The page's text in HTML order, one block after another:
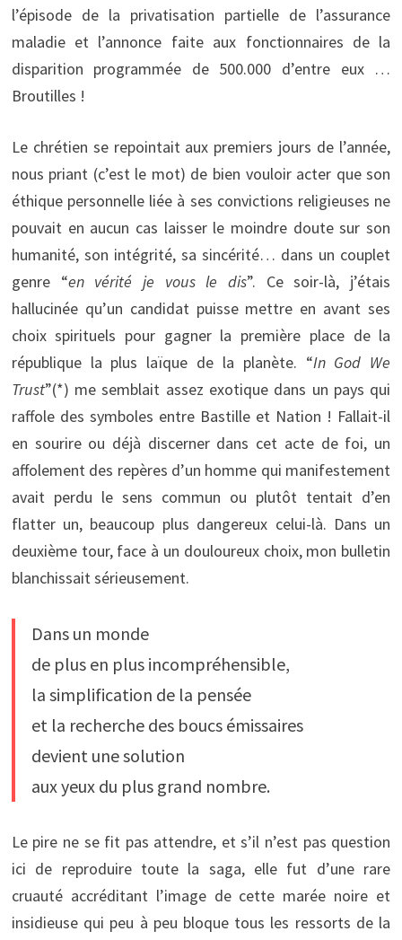
l’épisode de la privatisation partielle de l’assurance
maladie et l’annonce faite aux fonctionnaires de la
disparition programmée de 500.000 d’entre eux …
Broutilles !
Le chrétien se repointait aux premiers jours de l’année,
nous priant (c’est le mot) de bien vouloir acter que son
éthique personnelle liée à ses convictions religieuses ne
pouvait en aucun cas laisser le moindre doute sur son
humanité, son intégrité, sa sincérité… dans un couplet
genre “en vérité je vous le dis”. Ce soir-là, j’étais
hallucinée qu’un candidat puisse mettre en avant ses
choix spirituels pour gagner la première place de la
république la plus laïque de la planète. “In God We
Trust”(*) me semblait assez exotique dans un pays qui
raffole des symboles entre Bastille et Nation ! Fallait-il
en sourire ou déjà discerner dans cet acte de foi, un
affolement des repères d’un homme qui manifestement
avait perdu le sens commun ou plutôt tentait d’en
flatter un, beaucoup plus dangereux celui-là. Dans un
deuxième tour, face à un douloureux choix, mon bulletin
blanchissait sérieusement.
Dans un monde
de plus en plus incompréhensible,
la simplification de la pensée
et la recherche des boucs émissaires
devient une solution
aux yeux du plus grand nombre.
Le pire ne se fit pas attendre, et s’il n’est pas question
ici de reproduire toute la saga, elle fut d’une rare
cruauté accréditant l’image de cette marée noire et
insidieuse qui peu à peu bloque tous les ressorts de la